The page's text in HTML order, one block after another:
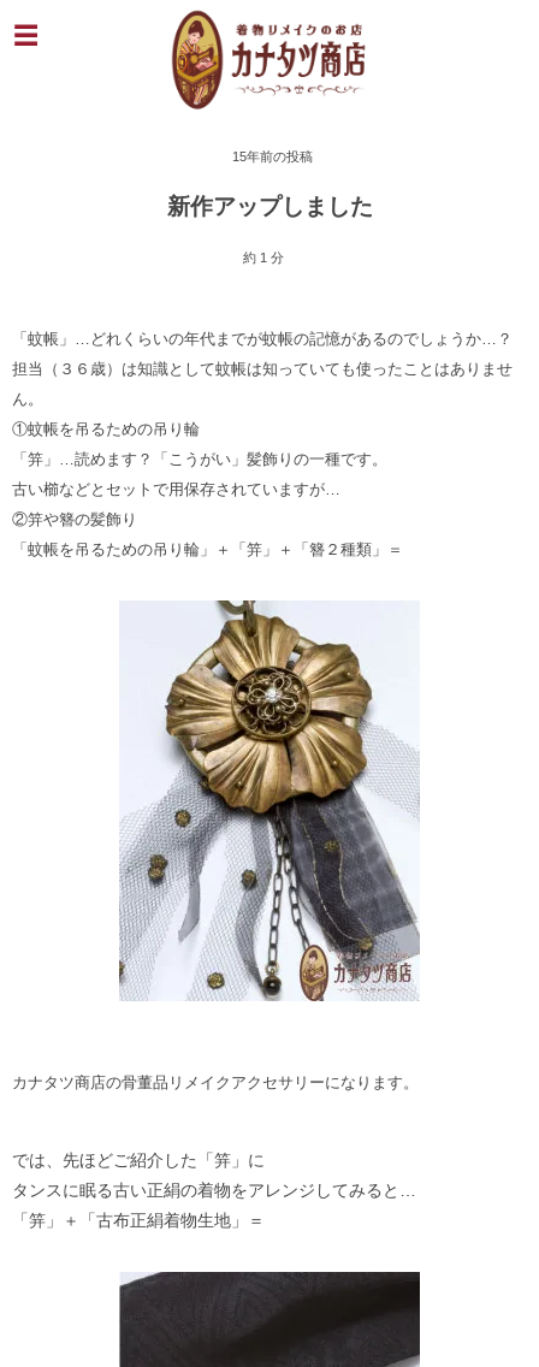
15年前の投稿
新作アップしました
約 1 分
「蚊帳」…どれくらいの年代までが蚊帳の記憶があるのでしょうか…？
担当（３６歳）は知識として蚊帳は知っていても使ったことはありませ
ん。
①蚊帳を吊るための吊り輪
「笄」…読めます？「こうがい」髪飾りの一種です。
古い櫛などとセットで用保存されていますが…
②笄や簪の髪飾り
「蚊帳を吊るための吊り輪」＋「笄」＋「簪２種類」＝
カナタツ商店の骨董品リメイクアクセサリーになります。
では、先ほどご紹介した「笄」に
タンスに眠る古い正絹の着物をアレンジしてみると…
「笄」＋「古布正絹着物生地」＝